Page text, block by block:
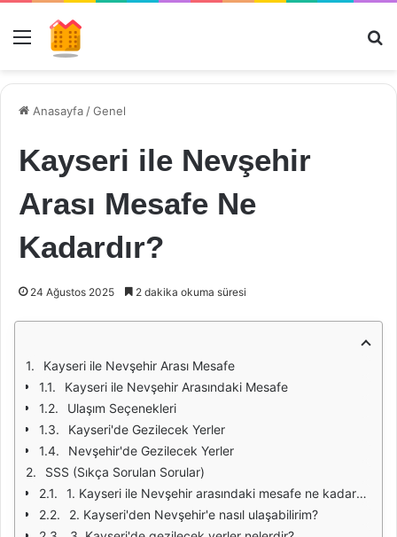
Menü
Anasayfa /Genel
Kayseri ile Nevşehir
Arası Mesafe Ne
Kadardır?
24 Ağustos 2025 2 dakika okuma süresi
Kayseri ile Nevşehir Arası Mesafe
Kayseri ile Nevşehir Arasındaki Mesafe
Ulaşım Seçenekleri
Kayseri'de Gezilecek Yerler
Nevşehir'de Gezilecek Yerler
SSS (Sıkça Sorulan Sorular)
1. Kayseri ile Nevşehir arasındaki mesafe ne kadardır?
2. Kayseri'den Nevşehir'e nasıl ulaşabilirim?